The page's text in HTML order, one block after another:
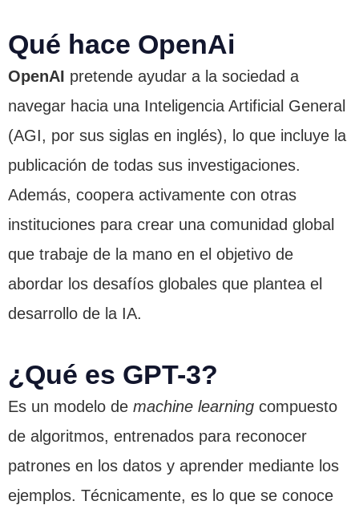
Qué hace OpenAi
OpenAI pretende ayudar a la sociedad a
navegar hacia una Inteligencia Artificial General
(AGI, por sus siglas en inglés), lo que incluye la
publicación de todas sus investigaciones.
Además, coopera activamente con otras
instituciones para crear una comunidad global
que trabaje de la mano en el objetivo de
abordar los desafíos globales que plantea el
desarrollo de la IA.
¿Qué es GPT-3?
Es un modelo de machine learning compuesto
de algoritmos, entrenados para reconocer
patrones en los datos y aprender mediante los
ejemplos. Técnicamente, es lo que se conoce